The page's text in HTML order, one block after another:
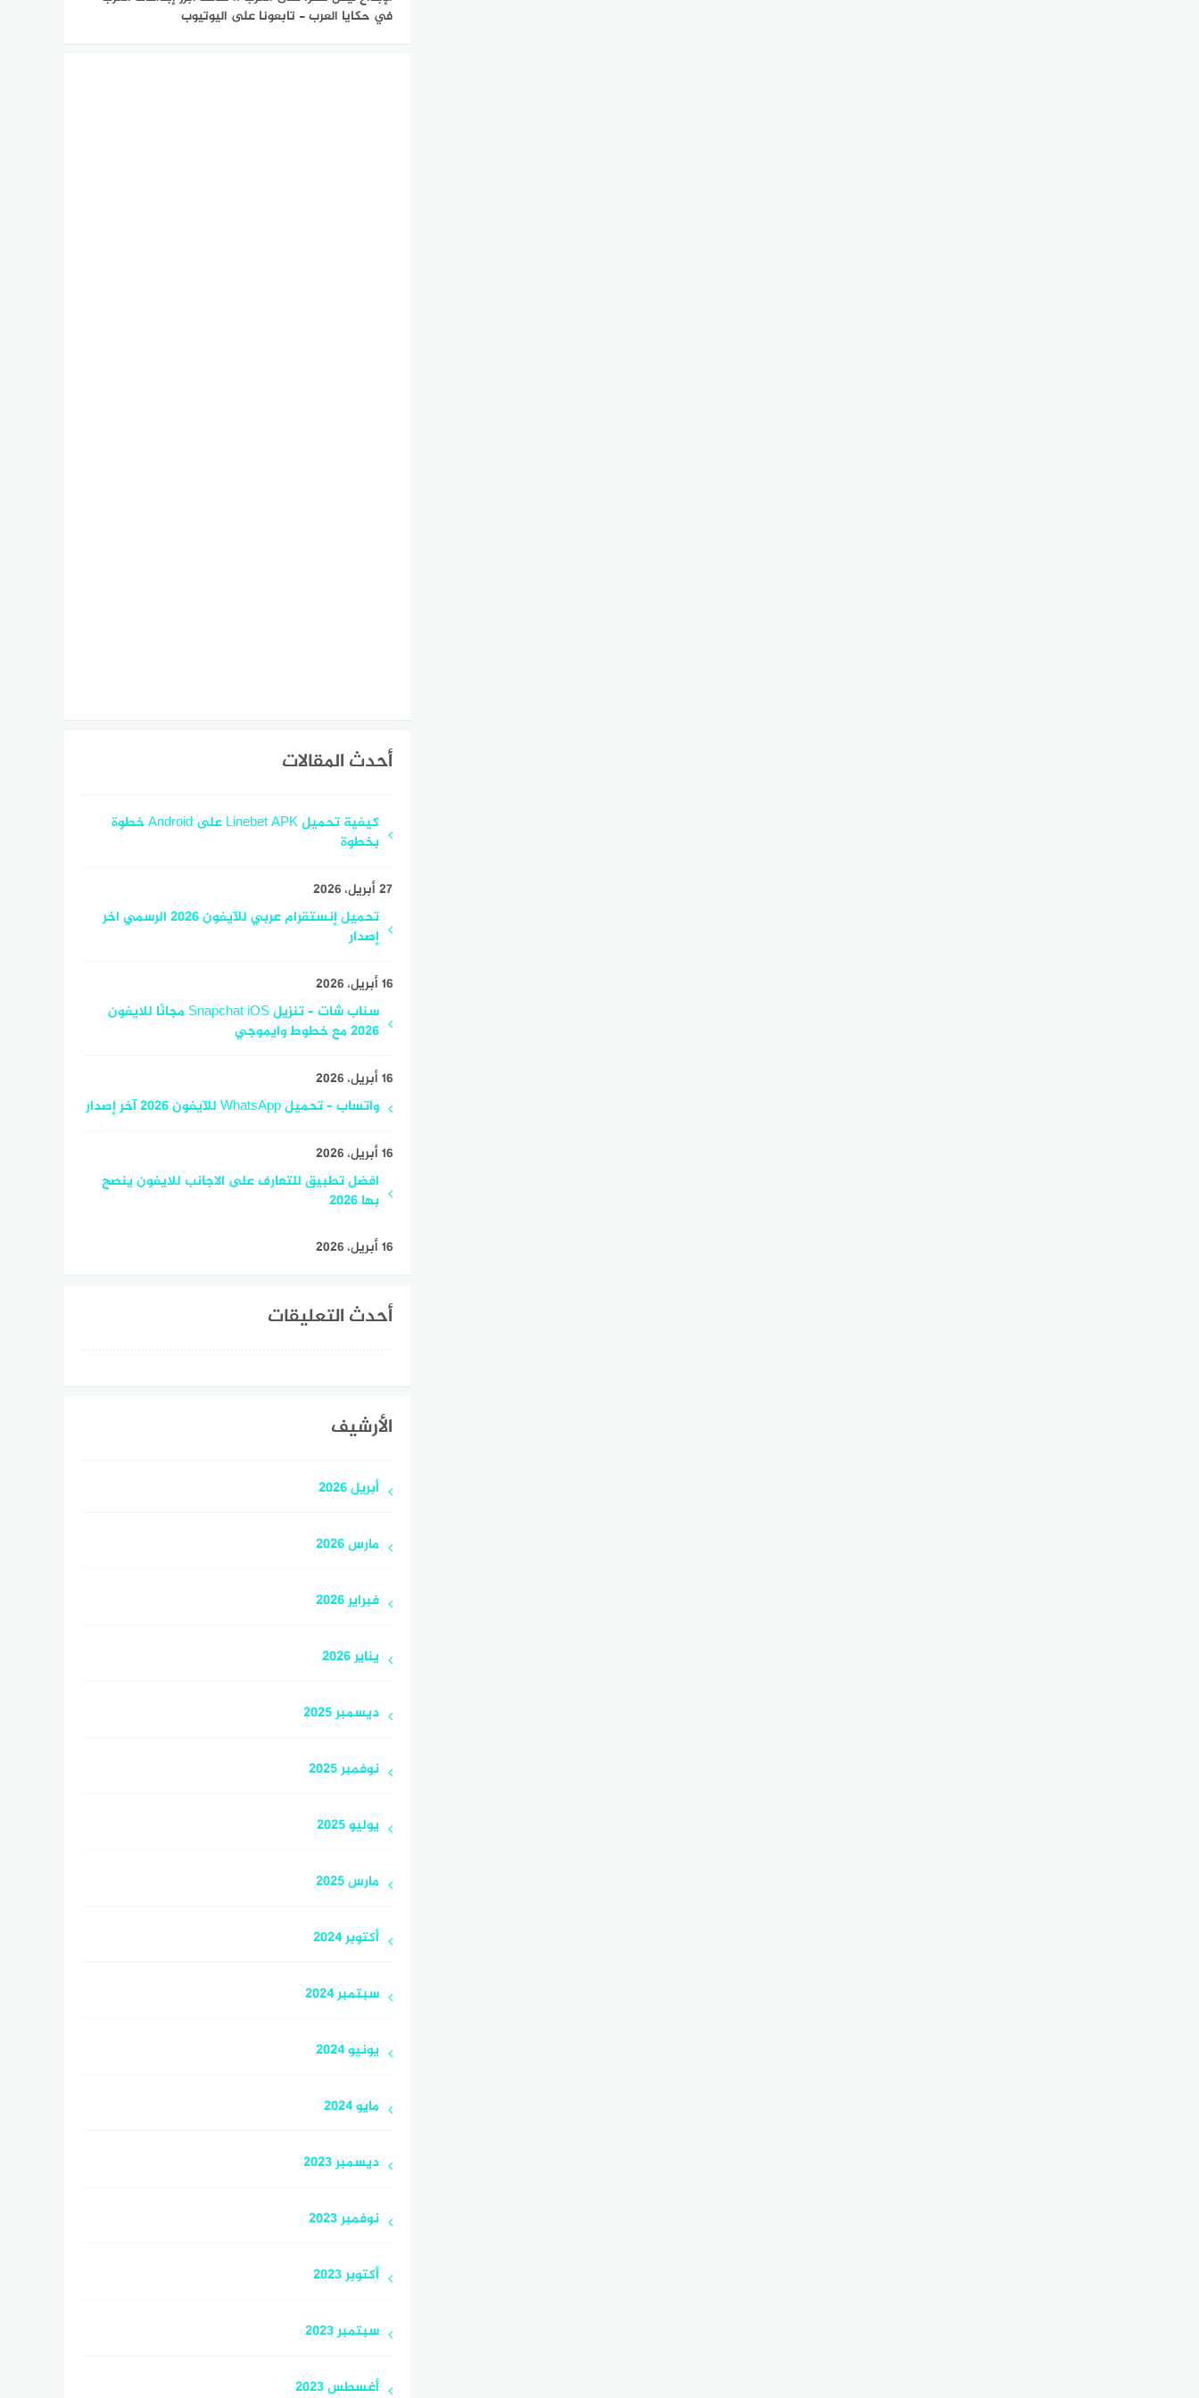
في حكايا العرب - تابعونا على اليوتيوب
أحدث المقالات
كيفية تحميل Linebet APK على Android خطوة
بخطوة
27 أبريل، 2026
تحميل إنستقرام عربي للآيفون 2026 الرسمي اخر
إصدار
16 أبريل، 2026
سناب شات – تنزيل Snapchat iOS مجانًا للايفون
2026 مع خطوط وايموجي
16 أبريل، 2026
واتساب – تحميل WhatsApp للآيفون 2026 آخر إصدار
16 أبريل، 2026
افضل تطبيق للتعارف على الاجانب للايفون ينصح
بها 2026
16 أبريل، 2026
أحدث التعليقات
الأرشيف
أبريل 2026
مارس 2026
فبراير 2026
يناير 2026
ديسمبر 2025
نوفمبر 2025
يوليو 2025
مارس 2025
أكتوبر 2024
سبتمبر 2024
يونيو 2024
مايو 2024
ديسمبر 2023
نوفمبر 2023
أكتوبر 2023
سبتمبر 2023
أغسطس 2023